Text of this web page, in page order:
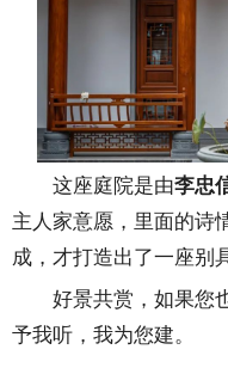
这座庭院是由李忠
主人家意愿，里面的诗
成，才打造出了一座别
好景共赏，如果您
予我听，我为您建。